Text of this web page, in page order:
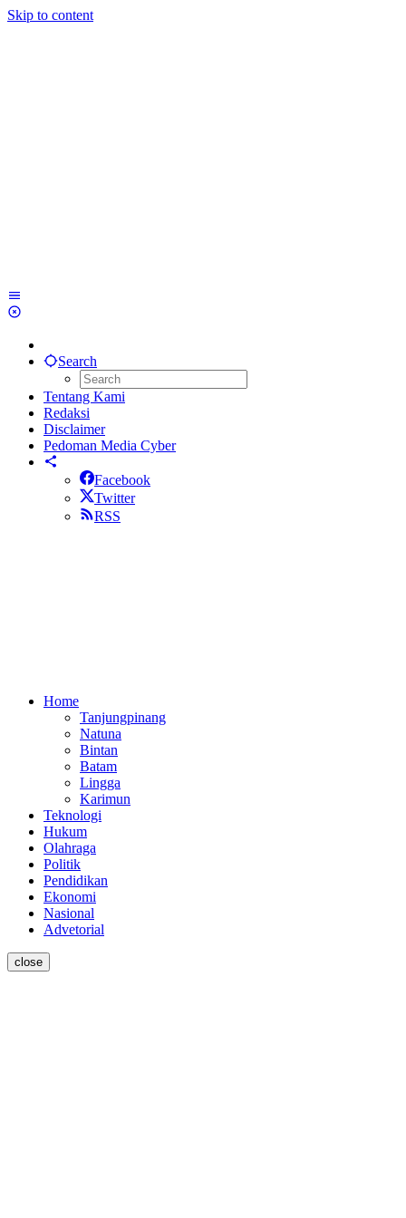
Skip to content
Search
Tentang Kami
Redaksi
Disclaimer
Pedoman Media Cyber
Facebook
Twitter
RSS
Home
Tanjungpinang
Natuna
Bintan
Batam
Lingga
Karimun
Teknologi
Hukum
Olahraga
Politik
Pendidikan
Ekonomi
Nasional
Advetorial
close